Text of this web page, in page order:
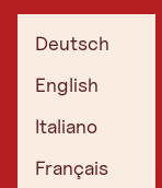
Deutsch
English
Italiano
Français